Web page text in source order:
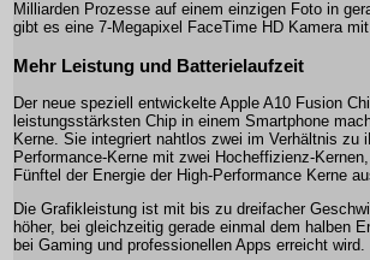
Milliarden Prozesse auf einem einzigen Foto in
gibt es eine 7-Megapixel FaceTime HD Kamera
Mehr Leistung und Batterielaufzeit
Der neue speziell entwickelte Apple A10 Fusion
leistungsstärksten Chip in einem Smartphone
Kerne. Sie integriert nahtlos zwei im Verhältnis zu
Performance-Kerne mit zwei Hocheffizienz-
Fünftel der Energie der High-Performance Kerne
Die Grafikleistung ist mit bis zu dreifacher
höher, bei gleichzeitig gerade einmal dem halben
bei Gaming und professionellen Apps erreicht wird.